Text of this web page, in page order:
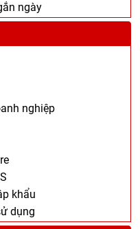
ngày
nghiệp
khẩu
dụng